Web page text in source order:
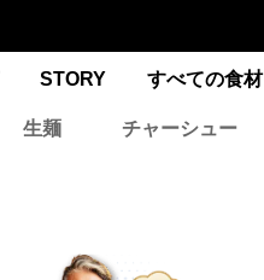
STORY すべての食材
生麺 チャーシュー